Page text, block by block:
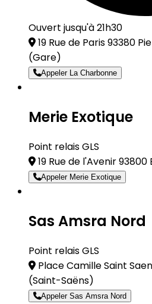
Ouvert jusqu'à 21h30
19 Rue de Paris 93380
(Gare)
Appeler La Charbonne
Merie Exotique
Point relais GLS
19 Rue de l'Avenir 93800
Appeler Merie Exotique
Sas Amsra Nord
Point relais GLS
Place Camille Saint
(Saint-Saëns)
Appeler Sas Amsra Nord